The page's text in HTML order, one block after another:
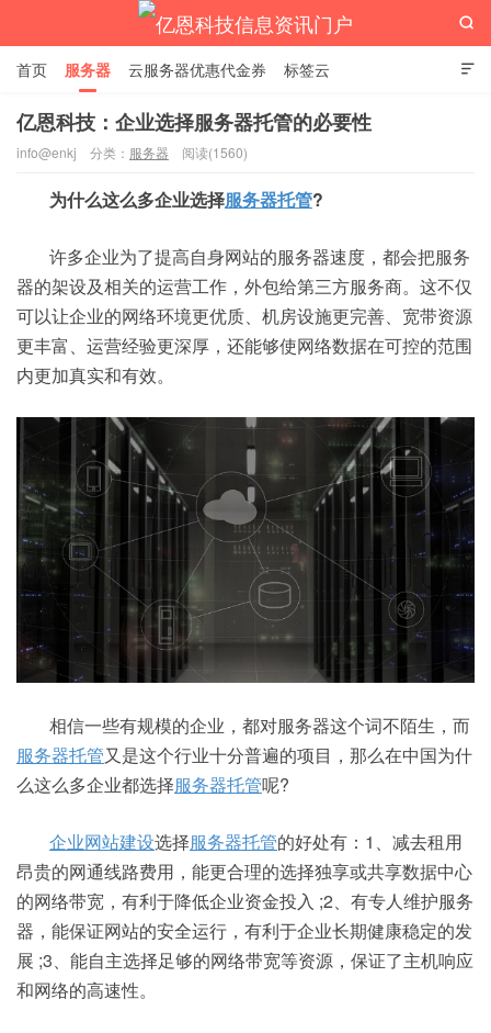

首页 服务器 云服务器优惠代金券 标签云

亿恩科技：企业选择服务器托管的必要性
info@enkj 分类： 服务器 阅读(1560)
为什么这么多企业选择服务器托管?
许多企业为了提高自身网站的服务器速度，都会把服务
器的架设及相关的运营工作，外包给第三方服务商。这不仅
可以让企业的网络环境更优质、机房设施更完善、宽带资源
更丰富、运营经验更深厚，还能够使网络数据在可控的范围
内更加真实和有效。
相信一些有规模的企业，都对服务器这个词不陌生，而
服务器托管又是这个行业十分普遍的项目，那么在中国为什
么这么多企业都选择服务器托管呢?
企业网站建设选择服务器托管的好处有：1、减去租用
昂贵的网通线路费用，能更合理的选择独享或共享数据中心
的网络带宽，有利于降低企业资金投入 ;2、有专人维护服务
器，能保证网站的安全运行，有利于企业长期健康稳定的发
展 ;3、能自主选择足够的网络带宽等资源，保证了主机响应
和网络的高速性。